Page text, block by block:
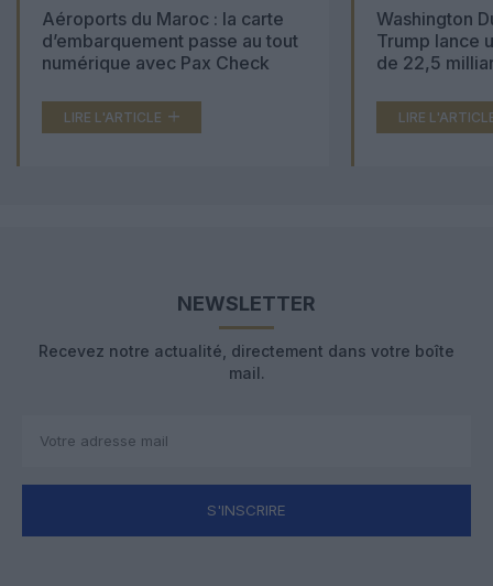
Aéroports du Maroc : la carte
d’embarquement passe au tout
numérique avec Pax Check
LIRE L'ARTICLE
Washington
Trump lance
de 22,5
LIRE
NEWSLETTER
Recevez notre actualité, directement dans votre boîte
mail.
S'INSCRIRE